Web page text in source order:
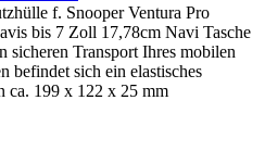
f. Snooper Ventura Pro
bis 7 Zoll 17,78cm Navi Tasche
sicheren Transport Ihres mobilen
befindet sich ein elastisches
ca. 199 x 122 x 25 mm